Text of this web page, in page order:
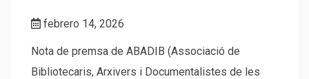
febrero 14, 2026
Nota de premsa de ABADIB (Associació de
Bibliotecaris, Arxivers i Documentalistes de les